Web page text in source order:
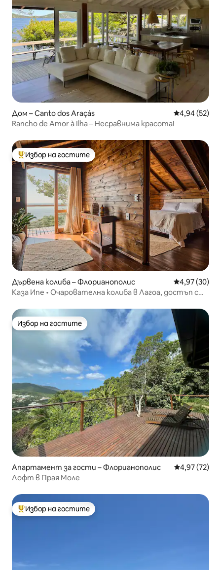
Дом – Canto dos Araçás Средна
4,94 (52)
Rancho de Amor à Ilha – Несравнима красота!
Най-популярен избор на гостите
Избор на гостите
Дървена колиба – Флорианополис Средна
4,97 (30)
Каза Ипе • Очарователна колиба в Лагоа, достъп с
Избор на гостите
Избор на гостите
Апартамент за гости – Флорианополис Средна
4,97 (72)
Лофт в Прая Моле
Най-популярен избор на гостите
Избор на гостите